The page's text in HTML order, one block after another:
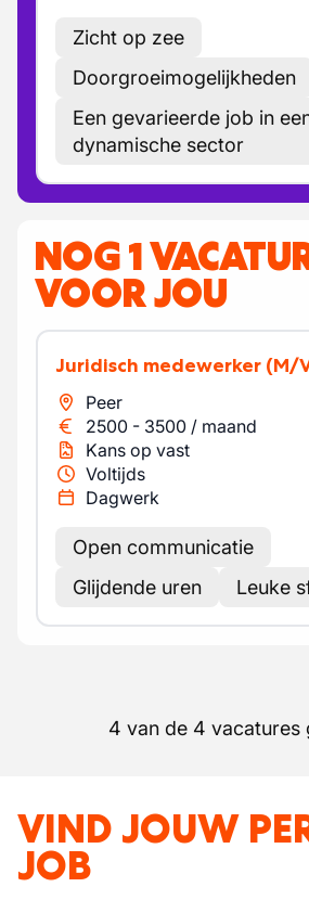
Zicht op zee
Doorgroeimogelijkheden
Een gevarieerde job in
dynamische sector
NOG 1
VOOR JOU
Juridisch medewerker (M/
Peer
2500 - 3500 / maand
Kans op vast
Voltijds
Dagwerk
Open communicatie
Glijdende uren
Leuke
4 van de 4 vacatures
VIND JOUW
JOB